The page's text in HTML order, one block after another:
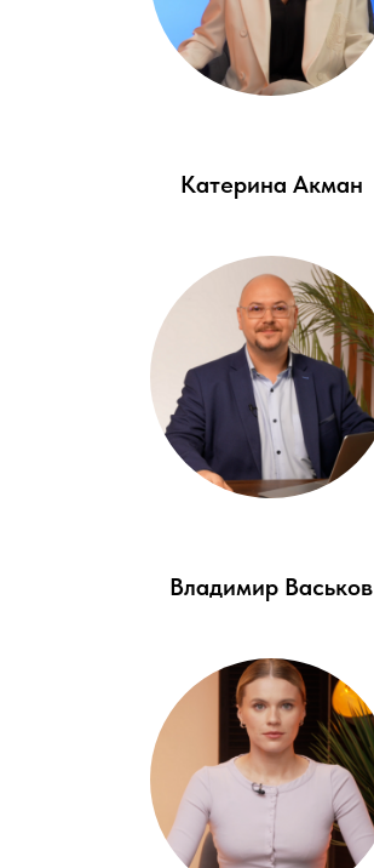
Катерина Акман
Владимир Васьков